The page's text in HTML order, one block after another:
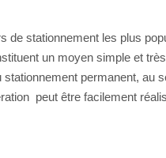
de stationnement les plus
un moyen simple et
permanent, au
peut être facilement